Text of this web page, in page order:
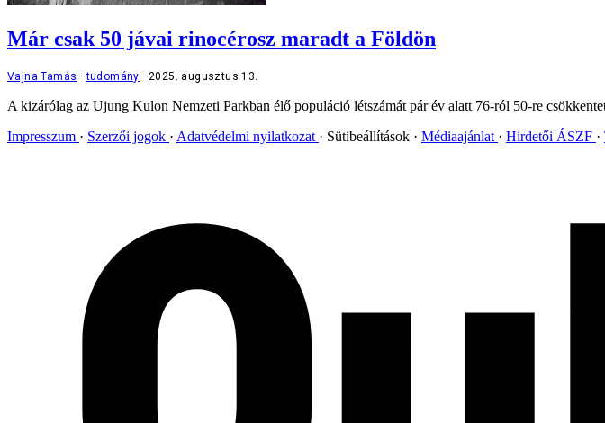
Már csak 50 jávai rinocérosz maradt a Földön
Vajna Tamás tudomány 2025. augusztus 13.
A kizárólag az Ujung Kulon Nemzeti Parkban élő populáció létszámát pár év alatt 76-ról 50-re
Impresszum
Szerzői jogok Adatvédelmi nyilatkozat Sütibeállítások Médiaajánlat Hirdetői ÁSZF